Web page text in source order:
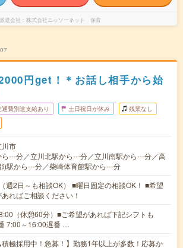
派遣会社 株式会社ニッソーネット 保育
円get！＊お話し相手から始
通費別途支給あり 土日祝日が休み 残業なし
川市
---分／立川北駅から---分／立川南駅から---分／高
)駅から---分／柴崎体育館駅から---分
週2日～も相談OK） ■曜日固定の相談OK！ ■希望
ればご相談ください！
（休憩60分）■ご希望があれば下記シフトも
7:00～16:00遅番 …
積極採用中！急募！】勤務1年以上が多数！応募か